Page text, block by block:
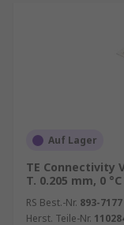
Auf Lager
TE Connectivity
T. 0.205 mm, 0 °C
RS Best.-Nr. 893-7177
Herst. Teile-Nr.